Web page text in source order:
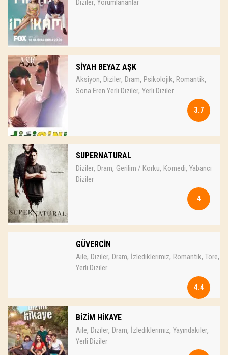
Diziler Yorumlananlar
SİYAH BEYAZ AŞK
Aksiyon, Diziler, Dram, Psikolojik, Romantik,
Sona Eren Yerli Diziler, Yerli Diziler
3.7
SUPERNATURAL
Diziler, Dram, Gerilim / Korku, Komedi, Yabancı
Diziler
4
GÜVERCİN
Aile, Diziler, Dram, İzlediklerimiz, Romantik, Töre,
Yerli Diziler
4.4
BİZİM HİKAYE
Aile, Diziler, Dram, İzlediklerimiz, Yayındakiler,
Yerli Diziler